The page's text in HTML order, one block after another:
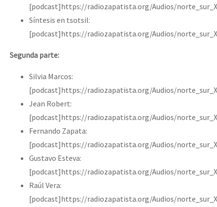
[podcast]https://radiozapatista.org/Audios/
Síntesis en tsotsil:
[podcast]https://radiozapatista.org/Audios/
Segunda parte:
Silvia Marcos:
[podcast]https://radiozapatista.org/Audios/
Jean Robert:
[podcast]https://radiozapatista.org/Audios/
Fernando Zapata:
[podcast]https://radiozapatista.org/Audios/
Gustavo Esteva:
[podcast]https://radiozapatista.org/Audios/
Raúl Vera:
[podcast]https://radiozapatista.org/Audios/